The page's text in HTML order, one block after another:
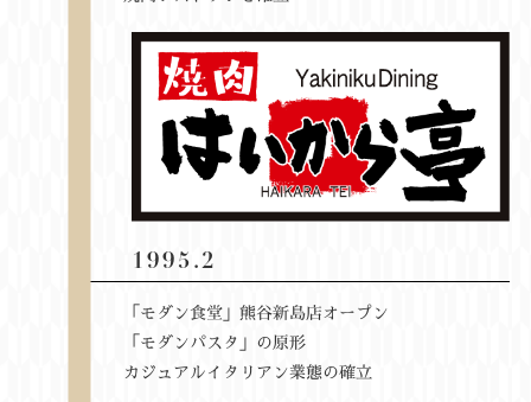
1995.2
「モダン食堂」熊谷新島店オープン
「モダンパスタ」の原形
カジュアルイタリアン業態の確立